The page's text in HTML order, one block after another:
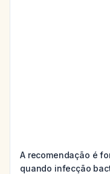
A recomendação é
quando infecção